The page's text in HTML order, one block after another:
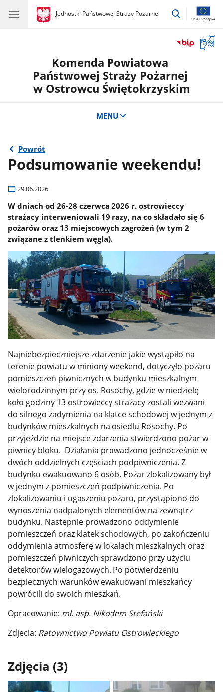
gov.pl
Jednostki Państwowej Straży Pożarnej
gov.pl
Jednostki
przejdź
okno
Komenda Powiatowa
Państwowej Straży Pożarnej
w Ostrowcu Świętokrzyskim
MENU
Powrót
Podsumowanie weekendu!
29.06.2026
W dniach od 26-28 czerwca 2026 r. ostrowieccy
strażacy interweniowali 19 razy, na co składało się 6
pożarów oraz 13 miejscowych zagrożeń (w tym 2
związane z tlenkiem węgla).
Najniebezpieczniejsze zdarzenie jakie wystąpiło na
terenie powiatu w miniony weekend, dotyczyło pożaru
pomieszczeń piwnicznych w budynku mieszkalnym
wielorodzinnym przy os. Rosochy, gdzie w niedzielę
koło godziny 13 ostrowieccy strażacy zostali wezwani
do silnego zadymienia na klatce schodowej w jednym z
budynków mieszkalnych na osiedlu Rosochy. Po
przyjeździe na miejsce zdarzenia stwierdzono pożar w
piwnicy bloku. Działania prowadzono jednocześnie w
dwóch oddzielnych częściach podpiwniczenia. Z
budynku ewakuowano 6 osób. Pożar zlokalizowany był
w jednym z pomieszczeń podpiwniczenia. Po
zlokalizowaniu i ugaszeniu pożaru, przystąpiono do
wynoszenia nadpalonych elementów na zewnątrz
budynku. Następnie prowadzono oddymienie
pomieszczeń oraz klatek schodowych, po zakończeniu
oddymienia atmosferę w lokalach mieszkalnych oraz
pomieszczeń piwniczych sprawdzono przy użyciu
detektorów wielogazowych. Po potwierdzeniu
bezpiecznych warunków ewakuowani mieszkańcy
powrócili do swoich mieszkań.
Opracowanie: mł. asp. Nikodem Stefański
Zdjęcia: Ratownictwo Powiatu Ostrowieckiego
Zdjęcia (3)